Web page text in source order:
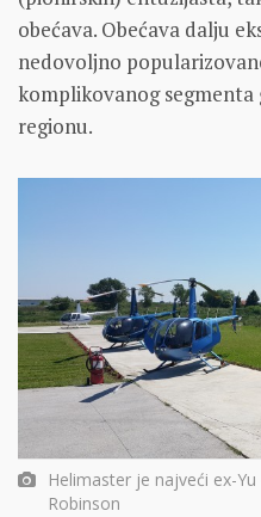
obećava. Obećava dalju
nedovoljno
komplikovanog segmenta
regionu.
Helimaster je najveći ex-
Robinson